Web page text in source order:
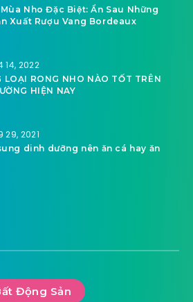
Nho Đặc Biệt: Ẩn Sau Những
Xuất Rượu Vang Bordeaux
14, 2022
LOẠI RONG NHO NÀO TỐT TRÊN
HIỆN NAY
29, 2021
dinh dưỡng nên ăn cá hay ăn
Động Sản